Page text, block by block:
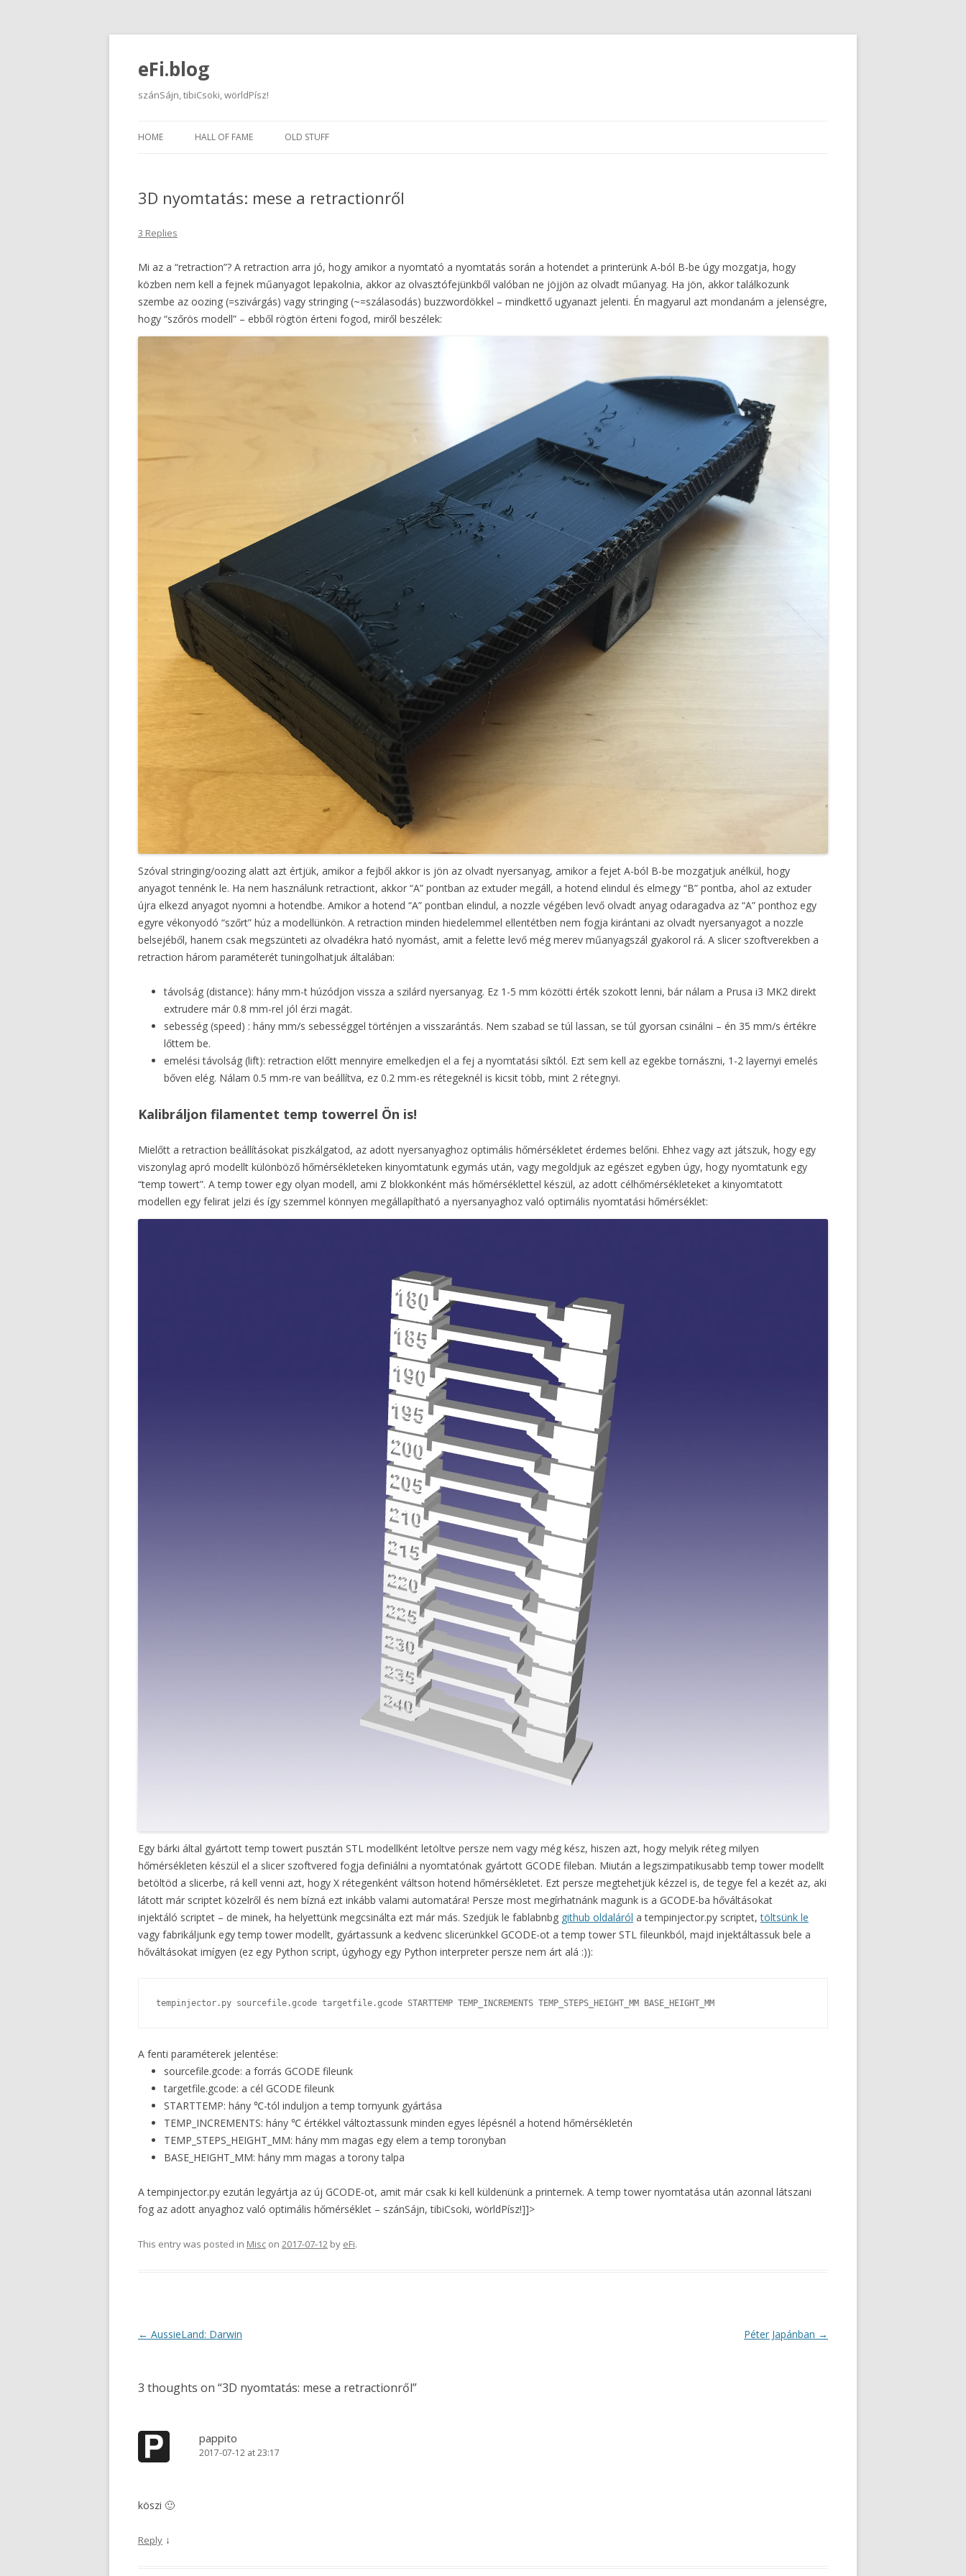
eFi.blog
szánSájn, tibiCsoki, wörldPísz!
HOME HALL OF FAME OLD STUFF
3D nyomtatás: mese a retractionről
3 Replies
Mi az a “retraction”? A retraction arra jó, hogy amikor a nyomtató a nyomtatás során a hotendet a printerünk A-ból B-be úgy mozgatja, hogy
közben nem kell a fejnek műanyagot lepakolnia, akkor az olvasztófejünkből valóban ne jöjjön az olvadt műanyag. Ha jön, akkor találkozunk
szembe az oozing (=szivárgás) vagy stringing (~=szálasodás) buzzwordökkel – mindkettő ugyanazt jelenti. Én magyarul azt mondanám a jelenségre,
hogy “szőrös modell” – ebből rögtön érteni fogod, miről beszélek:
Szóval stringing/oozing alatt azt értjük, amikor a fejből akkor is jön az olvadt nyersanyag, amikor a fejet A-ból B-be mozgatjuk anélkül, hogy
anyagot tennénk le. Ha nem használunk retractiont, akkor “A” pontban az extuder megáll, a hotend elindul és elmegy “B” pontba, ahol az extuder
újra elkezd anyagot nyomni a hotendbe. Amikor a hotend “A” pontban elindul, a nozzle végében levő olvadt anyag odaragadva az “A” ponthoz egy
egyre vékonyodó “szőrt” húz a modellünkön. A retraction minden hiedelemmel ellentétben nem fogja kirántani az olvadt nyersanyagot a nozzle
belsejéből, hanem csak megszünteti az olvadékra ható nyomást, amit a felette levő még merev műanyagszál gyakorol rá. A slicer szoftverekben a
retraction három paraméterét tuningolhatjuk általában:
távolság (distance): hány mm-t húzódjon vissza a szilárd nyersanyag. Ez 1-5 mm közötti érték szokott lenni, bár nálam a Prusa i3 MK2 direkt
extrudere már 0.8 mm-rel jól érzi magát.
sebesség (speed) : hány mm/s sebességgel történjen a visszarántás. Nem szabad se túl lassan, se túl gyorsan csinálni – én 35 mm/s értékre
lőttem be.
emelési távolság (lift): retraction előtt mennyire emelkedjen el a fej a nyomtatási síktól. Ezt sem kell az egekbe tornászni, 1-2 layernyi emelés
bőven elég. Nálam 0.5 mm-re van beállítva, ez 0.2 mm-es rétegeknél is kicsit több, mint 2 rétegnyi.
Kalibráljon filamentet temp towerrel Ön is!
Mielőtt a retraction beállításokat piszkálgatod, az adott nyersanyaghoz optimális hőmérsékletet érdemes belőni. Ehhez vagy azt játszuk, hogy egy
viszonylag apró modellt különböző hőmérsékleteken kinyomtatunk egymás után, vagy megoldjuk az egészet egyben úgy, hogy nyomtatunk egy
“temp towert”. A temp tower egy olyan modell, ami Z blokkonként más hőmérséklettel készül, az adott célhőmérsékleteket a kinyomtatott
modellen egy felirat jelzi és így szemmel könnyen megállapítható a nyersanyaghoz való optimális nyomtatási hőmérséklet:
Egy bárki által gyártott temp towert pusztán STL modellként letöltve persze nem vagy még kész, hiszen azt, hogy melyik réteg milyen
hőmérsékleten készül el a slicer szoftvered fogja definiálni a nyomtatónak gyártott GCODE fileban. Miután a legszimpatikusabb temp tower modellt
betöltöd a slicerbe, rá kell venni azt, hogy X rétegenként váltson hotend hőmérsékletet. Ezt persze megtehetjük kézzel is, de tegye fel a kezét az, aki
látott már scriptet közelről és nem bízná ezt inkább valami automatára! Persze most megírhatnánk magunk is a GCODE-ba hőváltásokat
injektáló scriptet – de minek, ha helyettünk megcsinálta ezt már más. Szedjük le fablabnbg github oldaláról a tempinjector.py scriptet,töltsünk le
vagy fabrikáljunk egy temp tower modellt, gyártassunk a kedvenc slicerünkkel GCODE-ot a temp tower STL fileunkból, majd injektáltassuk bele a
hőváltásokat imígyen (ez egy Python script, úgyhogy egy Python interpreter persze nem árt alá :)):
A fenti paraméterek jelentése:
sourcefile.gcode: a forrás GCODE fileunk
targetfile.gcode: a cél GCODE fileunk
STARTTEMP: hány ℃-tól induljon a temp tornyunk gyártása
TEMP_INCREMENTS: hány ℃ értékkel változtassunk minden egyes lépésnél a hotend hőmérsékletén
TEMP_STEPS_HEIGHT_MM: hány mm magas egy elem a temp toronyban
BASE_HEIGHT_MM: hány mm magas a torony talpa
A tempinjector.py ezután legyártja az új GCODE-ot, amit már csak ki kell küldenünk a printernek. A temp tower nyomtatása után azonnal látszani
fog az adott anyaghoz való optimális hőmérséklet – szánSájn, tibiCsoki, wörldPísz!]]>
This entry was posted in Misc on 2017-07-12 by eFi.
Post
← AussieLand: Darwin Péter Japánban →
3 thoughts on “3D nyomtatás: mese a retractionről”
pappito
2017-07-12 at 23:17
köszi 🙂
Reply ↓